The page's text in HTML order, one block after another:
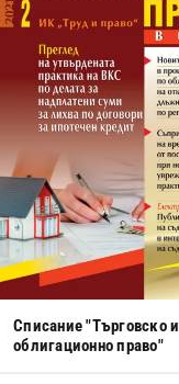
Списание "Търговско и
облигационно право"